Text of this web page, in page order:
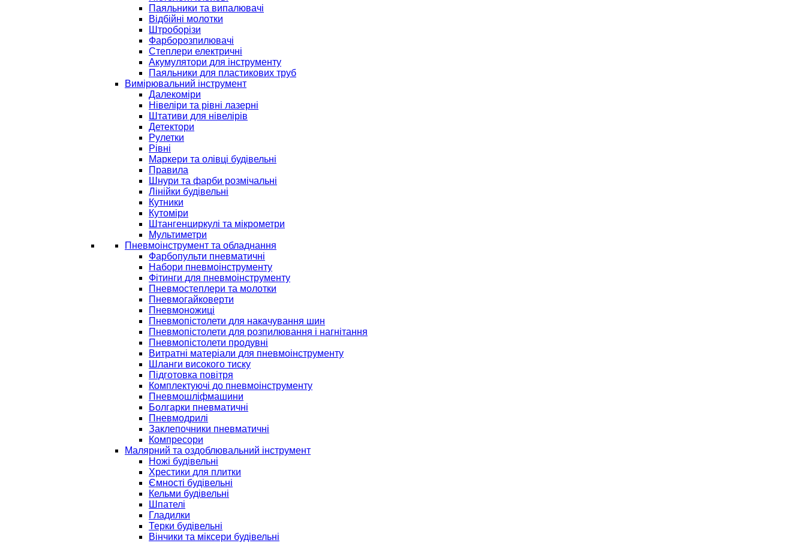
Паяльники та випалювачі
Відбійні молотки
Штроборізи
Фарборозпилювачі
Степлери електричні
Акумулятори для інструменту
Паяльники для пластикових труб
Вимірювальний інструмент
Далекоміри
Нівеліри та рівні лазерні
Штативи для нівелірів
Детектори
Рулетки
Рівні
Маркери та олівці будівельні
Правила
Шнури та фарби розмічальні
Лінійки будівельні
Кутники
Кутоміри
Штангенциркулі та мікрометри
Мультиметри
Пневмоінструмент та обладнання
Фарбопульти пневматичні
Набори пневмоінструменту
Фітинги для пневмоінструменту
Пневмостеплери та молотки
Пневмогайковерти
Пневмоножиці
Пневмопістолети для накачування шин
Пневмопістолети для розпилювання і нагнітання
Пневмопістолети продувні
Витратні матеріали для пневмоінструменту
Шланги високого тиску
Підготовка повітря
Комплектуючі до пневмоінструменту
Пневмошліфмашини
Болгарки пневматичні
Пневмодрилі
Заклепочники пневматичні
Компресори
Малярний та оздоблювальний інструмент
Ножі будівельні
Хрестики для плитки
Ємності будівельні
Кельми будівельні
Шпателі
Гладилки
Терки будівельні
Вінчики та міксери будівельні